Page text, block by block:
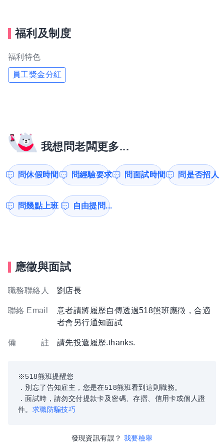
福利及制度
福利特色
員工獎金分紅
我想問老闆更多...
問休假時間 問經驗要求 問面試時間 問是否招人
問幾點上班 自由提問...
應徵與面試
職務聯絡人 劉店長
聯絡 Email
意者請將履歷自傳透過518熊班應徵，合適
者會另行通知面試
備 註 請先投遞履歷.thanks.
※518熊班提醒您
．別忘了告知雇主，您是在518熊班看到這則職務。
．面試時，請勿交付提款卡及密碼、存摺、信用卡或個人證
件。 求職防騙技巧
發現資訊有誤？ 我要檢舉